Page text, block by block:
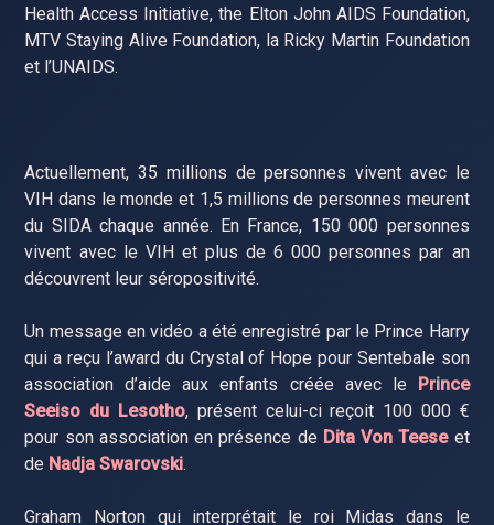
Health Access Initiative, the Elton John AIDS Foundation,
MTV Staying Alive Foundation, la Ricky Martin Foundation
et l’UNAIDS.
Actuellement, 35 millions de personnes vivent avec le
VIH dans le monde et 1,5 millions de personnes meurent
du SIDA chaque année. En France, 150 000 personnes
vivent avec le VIH et plus de 6 000 personnes par an
découvrent leur séropositivité.
Un message en vidéo a été enregistré par le Prince Harry
qui a reçu l’award du Crystal of Hope pour Sentebale son
association d’aide aux enfants créée avec le
Prince
Seeiso du Lesotho, présent celui-ci reçoit 100 000 €
pour son association en présence de Dita Von Teeseet
de Nadja Swarovski.
Graham Norton qui interprétait le roi Midas dans le